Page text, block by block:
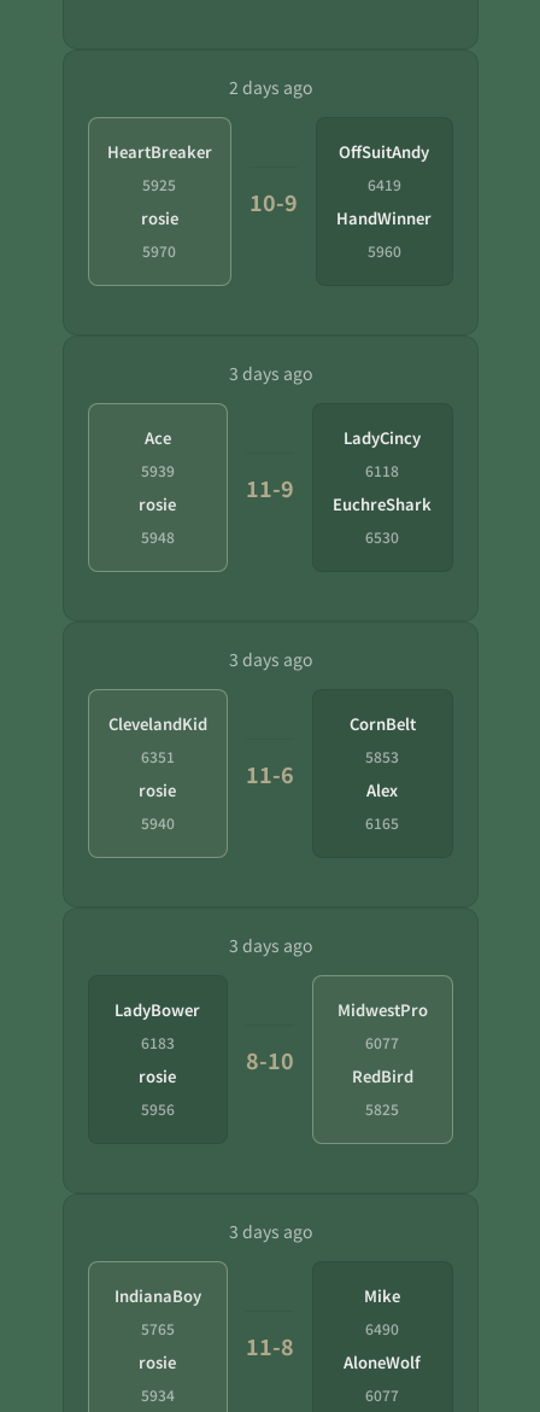
2 days ago
HeartBreaker
5925
rosie
5970
10-9
OffSuitAndy
6419
HandWinner
5960
3 days ago
Ace
5939
rosie
5948
11-9
LadyCincy
6118
EuchreShark
6530
3 days ago
ClevelandKid
6351
rosie
5940
11-6
CornBelt
5853
Alex
6165
3 days ago
LadyBower
6183
rosie
5956
8-10
MidwestPro
6077
RedBird
5825
3 days ago
IndianaBoy
5765
rosie
5934
11-8
Mike
6490
AloneWolf
6077